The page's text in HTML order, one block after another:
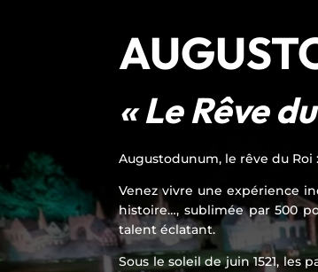
« Le Rêve
Augustodunum, le rêve du
Venez vivre une expérience
histoire…, sublimée par 500
talent éclatant.
Sous le soleil de juin 1521, les